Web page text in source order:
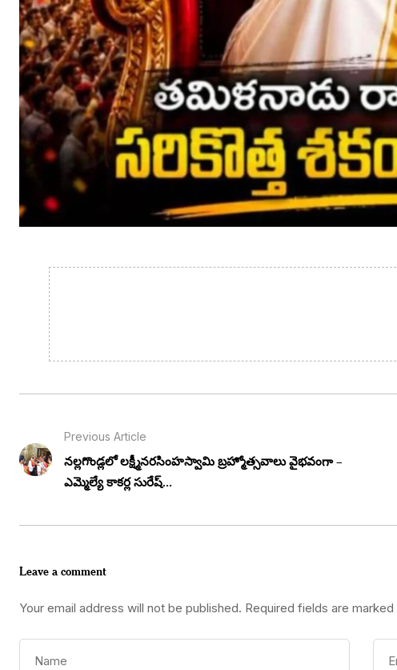
Previous Article
నల్లగొండ్లలో లక్ష్మీనరసింహస్వామి బ్రహ్మోత్సవాలు వైభవంగా –
ఎమ్మెల్యే కాకర్ల సురేష్...
Leave a comment
Your email address will not be published. Required fields are marked